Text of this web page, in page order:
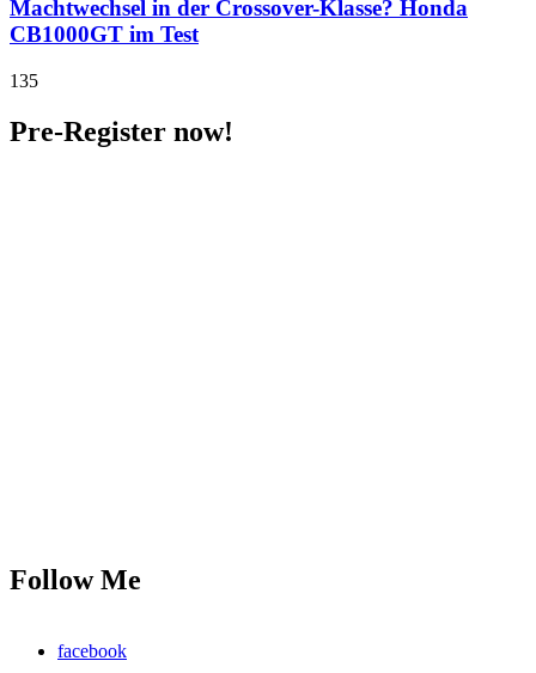
Machtwechsel in der Crossover-Klasse? Honda
CB1000GT im Test
135
Pre-Register now!
Follow Me
facebook